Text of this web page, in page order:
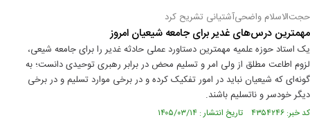
حجت‌الاسلام واضحی‌آشتیانی تشریح کرد
مهمترین درس‌های غدیر برای جامعه شیعیان امروز
یک استاد حوزه علمیه مهمترین دستاورد عملی حادثه غدیر را برای جامعه شیعی،
لزوم اطاعت مطلق از ولی ‌امر و تسلیم محض در برابر رهبری توحیدی دانست؛ به
گونه‌ای که شیعیان نباید در امور تفکیک کرده و در برخی موارد تسلیم و در برخی
دیگر خودسر و ناتسلیم باشند.
کد خبر: ۴۳۵۴۲۴۶ تاریخ انتشار : ۱۴۰۵/۰۳/۱۴